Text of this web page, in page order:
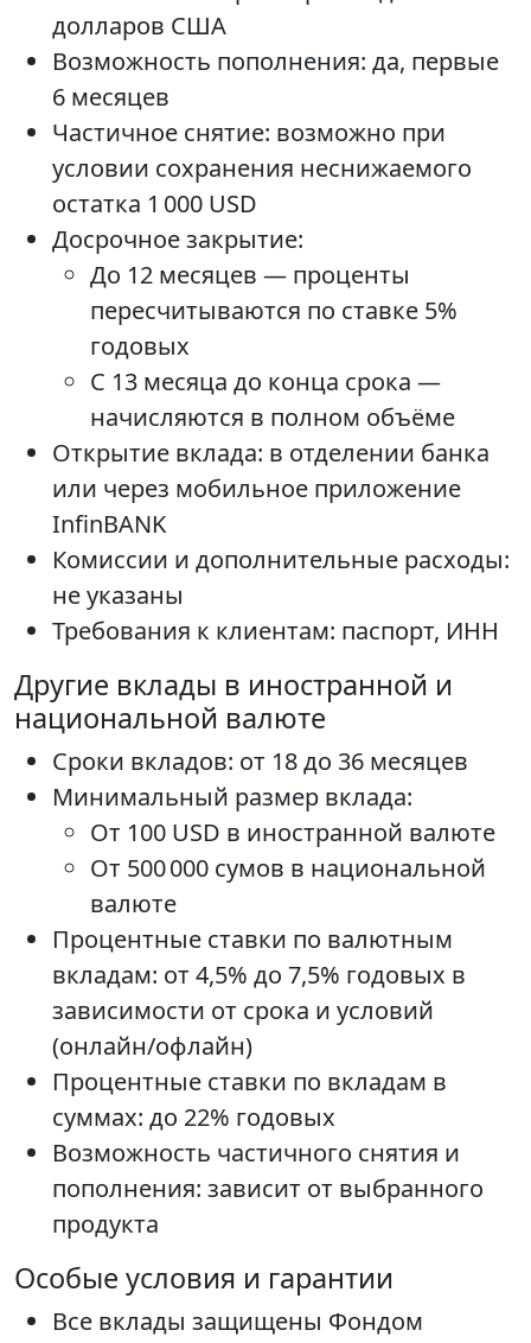
долларов США
Возможность пополнения: да, первые
6 месяцев
Частичное снятие: возможно при
условии сохранения неснижаемого
остатка 1 000 USD
Досрочное закрытие:
До 12 месяцев — проценты
пересчитываются по ставке 5%
годовых
С 13 месяца до конца срока —
начисляются в полном объёме
Открытие вклада: в отделении банка
или через мобильное приложение
InfinBANK
Комиссии и дополнительные расходы:
не указаны
Требования к клиентам: паспорт, ИНН
Другие вклады в иностранной и
национальной валюте
Сроки вкладов: от 18 до 36 месяцев
Минимальный размер вклада:
От 100 USD в иностранной валюте
От 500 000 сумов в национальной
валюте
Процентные ставки по валютным
вкладам: от 4,5% до 7,5% годовых в
зависимости от срока и условий
(онлайн/офлайн)
Процентные ставки по вкладам в
суммах: до 22% годовых
Возможность частичного снятия и
пополнения: зависит от выбранного
продукта
Особые условия и гарантии
Все вклады защищены Фондом